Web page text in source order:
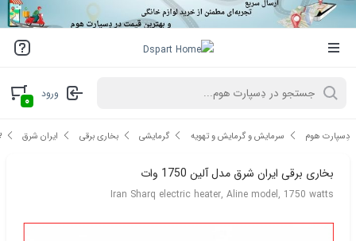
ورود ۰
دِسپارت هوم سرمایش و گرمایش و تهویه گرمایشی بخاری برقی ایران شرق
بخاری برقی ایران شرق مدل آلین 1750 وات
Iran Sharq electric heater, Aline model, 1750 watts